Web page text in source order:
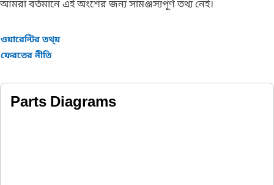
আমরা বর্তমানে এই অংশের জন্য সামঞ্জস্যপূর্ণ তথ্য নেই।
ওয়ারেন্টির তথ্য়
ফেরতের নীতি
Parts Diagrams